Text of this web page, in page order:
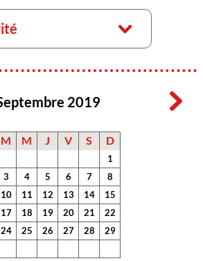
2019
M M J V S D
1
3 4 5 6 7
8
10 11 12 13 14
15
17 18 19 20 21
22
24 25 26 27 28
29